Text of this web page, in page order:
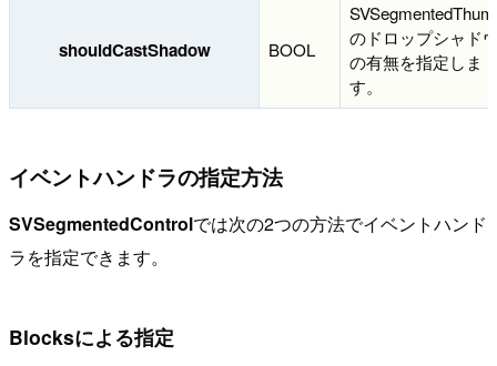
shouldCastShadow BOOL
のドロップシャド
の有無を指定しま
す。
イベントハンドラの指定方法
SVSegmentedControlでは次の2つの方法でイベントハンド
ラを指定できます。
Blocksによる指定